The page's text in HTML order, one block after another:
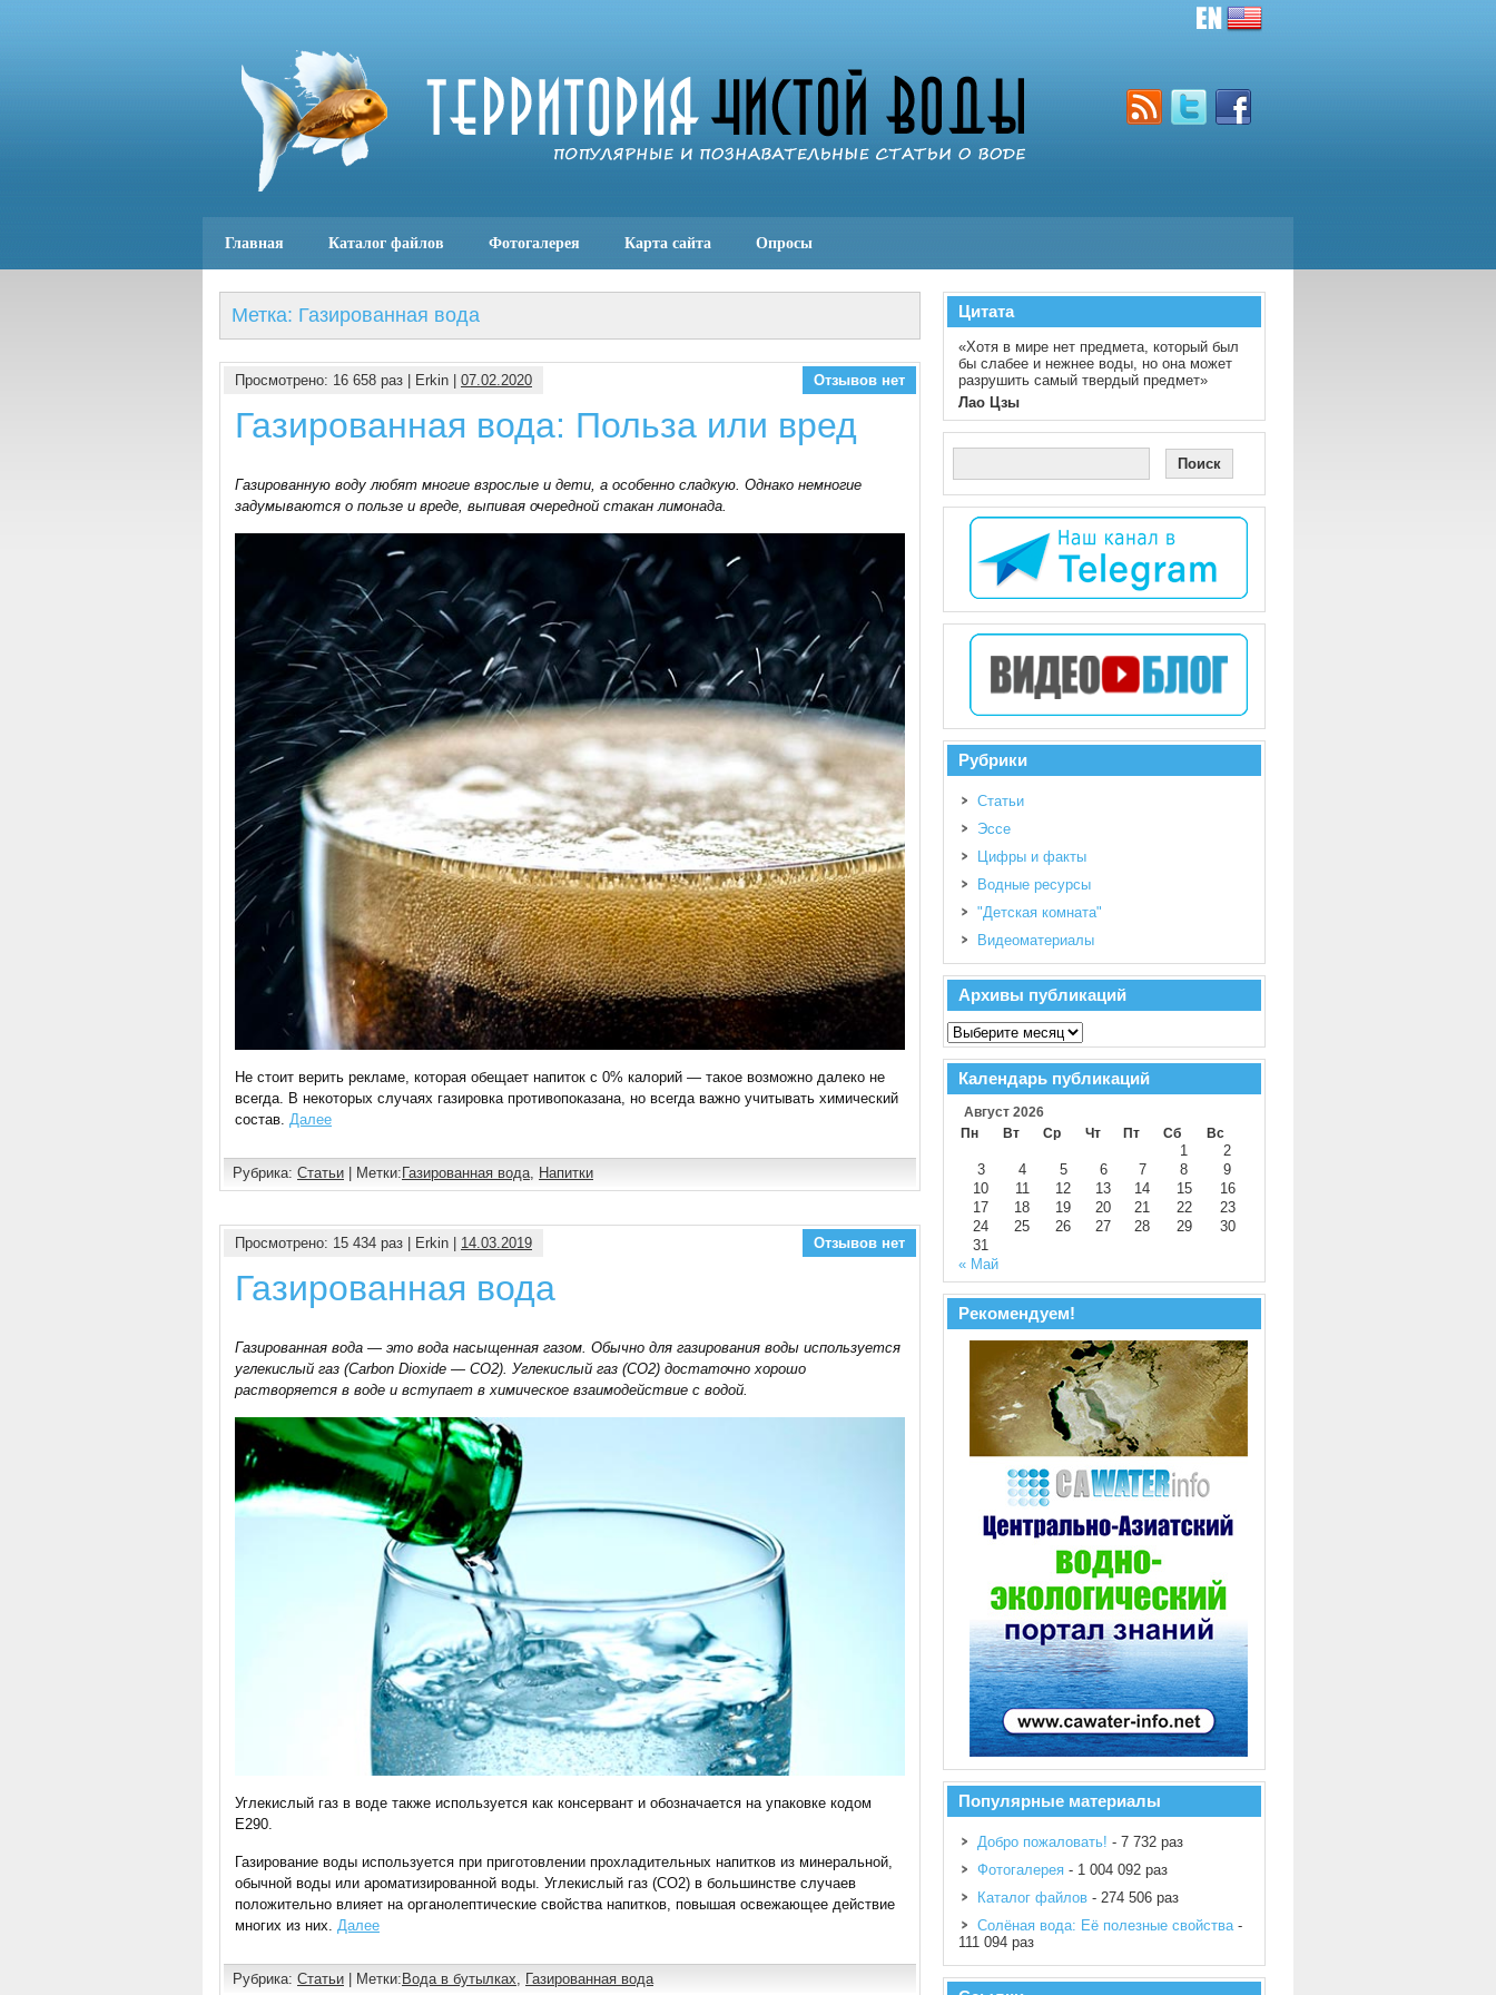
Главная Каталог файлов Фотогалерея Карта сайта Опросы
Метка: Газированная вода
Просмотрено: 16 658 раз | Erkin | 07.02.2020 Отзывов нет
Газированная вода: Польза или вред
Газированную воду любят многие взрослые и дети, а особенно сладкую. Однако немногие
задумываются о пользе и вреде, выпивая очередной стакан лимонада.
Не стоит верить рекламе, которая обещает напиток с 0% калорий — такое возможно далеко не
всегда. В некоторых случаях газировка противопоказана, но всегда важно учитывать химический
состав. Далее
Рубрика: Статьи | Метки: Газированная вода, Напитки
Просмотрено: 15 434 раз | Erkin | 14.03.2019 Отзывов нет
Газированная вода
Газированная вода — это вода насыщенная газом. Обычно для газирования воды используется
углекислый газ (Carbon Dioxide — CO2). Углекислый газ (CO2) достаточно хорошо
растворяется в воде и вступает в химическое взаимодействие с водой.
Углекислый газ в воде также используется как консервант и обозначается на упаковке кодом
Е290.
Газирование воды используется при приготовлении прохладительных напитков из минеральной,
обычной воды или ароматизированной воды. Углекислый газ (CO2) в большинстве случаев
положительно влияет на органолептические свойства напитков, повышая освежающее действие
многих из них. Далее
Рубрика: Статьи | Метки: Вода в бутылках Газированная вода
Цитата
«Хотя в мире нет предмета, который был
бы слабее и нежнее воды, но она может
разрушить самый твердый предмет»
Лао Цзы
Рубрики
Статьи
Эссе
Цифры и факты
Водные ресурсы
"Детская комната"
Видеоматериалы
Архивы публикаций
Календарь публикаций
Август 2026
Пн
Вт Ср Чт Пт Сб Вс
1
2
3
4 5 6 7 8
9
10
11 12 13 14 15
16
17
18 19 20 21 22
23
24
25 26 27 28 29
30
31
« Май
Рекомендуем!
Популярные материалы
Добро пожаловать! - 7 732 раз
Фотогалерея - 1 004 092 раз
Каталог файлов - 274 506 раз
Солёная вода: Её полезные свойства-
111 094 раз